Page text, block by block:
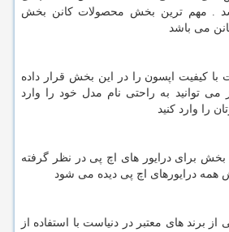
. مهم ترین بخش محصولات کانن بخش
می باشد
با کیفیت اپسون را در این بخش قرار داده
می توانید به راحتی نام مدل خود را وارد
را وارد کنید
برای درایور های اچ پی در نظر گرفته
درایورهای اچ پی دیده می شود
برند های معتبر در دنیاست با استفاده از